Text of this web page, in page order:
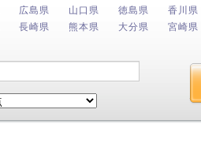
広島県 山口県 徳島県
香川県
長崎県 熊本県 大分県 宮崎県